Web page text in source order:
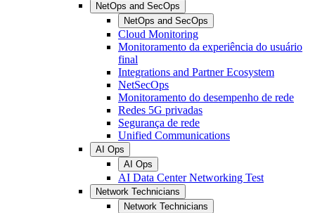
NetOps and SecOps
NetOps and SecOps
Cloud Monitoring
Monitoramento da experiência do usuário
final
Integrations and Partner Ecosystem
NetSecOps
Monitoramento do desempenho de rede
Redes 5G privadas
Segurança de rede
Unified Communications
AI Ops
AI Ops
AI Data Center Networking Test
Network Technicians
Network Technicians